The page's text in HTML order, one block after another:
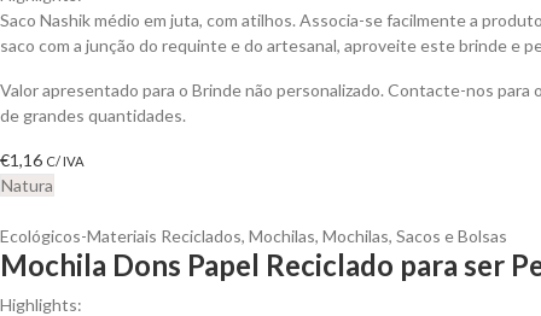
Saco Nashik médio em juta, com atilhos. Associa-se facilmente a
saco com a junção do requinte e do artesanal, aproveite este brinde e
Valor apresentado para o Brinde não personalizado. Contacte-nos
de grandes quantidades.
€1,16 C/ IVA
Natura
Ecológicos-Materiais Reciclados, Mochilas, Mochilas, Sacos e Bolsas
Mochila Dons Papel Reciclado para ser
Highlights: